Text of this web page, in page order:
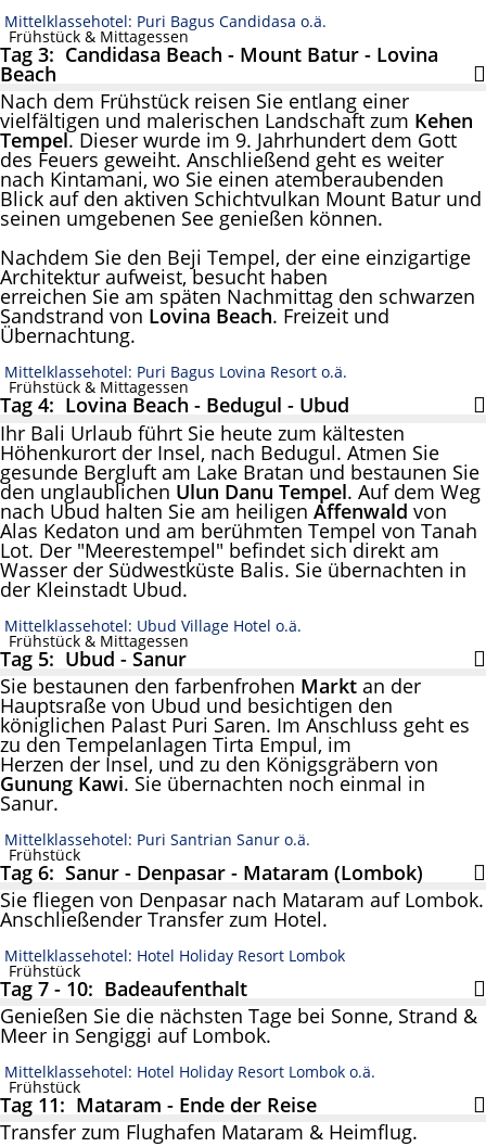
Mittelklassehotel: Puri Bagus Candidasa o.ä.
Frühstück & Mittagessen
Tag 3: Candidasa Beach - Mount Batur - Lovina
Beach
Nach dem Frühstück reisen Sie entlang einer
vielfältigen und malerischen Landschaft zum Kehen
Tempel. Dieser wurde im 9. Jahrhundert dem Gott
des Feuers geweiht. Anschließend geht es weiter
nach Kintamani, wo Sie einen atemberaubenden
Blick auf den aktiven Schichtvulkan Mount Batur und
seinen umgebenen See genießen können.
Nachdem Sie den Beji Tempel, der eine einzigartige
Architektur aufweist, besucht haben
erreichen Sie am späten Nachmittag den schwarzen
Sandstrand von Lovina Beach. Freizeit und
Übernachtung.
Mittelklassehotel: Puri Bagus Lovina Resort o.ä.
Frühstück & Mittagessen
Tag 4: Lovina Beach - Bedugul - Ubud
Ihr Bali Urlaub führt Sie heute zum kältesten
Höhenkurort der Insel, nach Bedugul. Atmen Sie
gesunde Bergluft am Lake Bratan und bestaunen Sie
den unglaublichen Ulun Danu Tempel. Auf dem Weg
nach Ubud halten Sie am heiligen Affenwald von
Alas Kedaton und am berühmten Tempel von Tanah
Lot. Der "Meerestempel" befindet sich direkt am
Wasser der Südwestküste Balis. Sie übernachten in
der Kleinstadt Ubud.
Mittelklassehotel: Ubud Village Hotel o.ä.
Frühstück & Mittagessen
Tag 5: Ubud - Sanur
Sie bestaunen den farbenfrohen Markt an der
Hauptsraße von Ubud und besichtigen den
königlichen Palast Puri Saren. Im Anschluss geht es
zu den Tempelanlagen Tirta Empul, im
Herzen der Insel, und zu den Königsgräbern von
Gunung Kawi. Sie übernachten noch einmal in
Sanur.
Mittelklassehotel: Puri Santrian Sanur o.ä.
Frühstück
Tag 6: Sanur - Denpasar - Mataram (Lombok)
Sie fliegen von Denpasar nach Mataram auf Lombok.
Anschließender Transfer zum Hotel.
Mittelklassehotel: Hotel Holiday Resort Lombok
Frühstück
Tag 7 - 10: Badeaufenthalt
Genießen Sie die nächsten Tage bei Sonne, Strand &
Meer in Sengiggi auf Lombok.
Mittelklassehotel: Hotel Holiday Resort Lombok o.ä.
Frühstück
Tag 11: Mataram - Ende der Reise
Transfer zum Flughafen Mataram & Heimflug.